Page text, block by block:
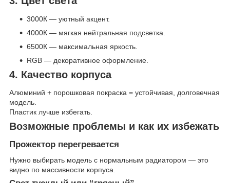
3000К — уютный акцент.
4000К — мягкая нейтральная подсветка.
6500К — максимальная яркость.
RGB — декоративное оформление.
4. Качество корпуса
Алюминий + порошковая покраска = устойчивая, долговечная
модель.
Пластик лучше избегать.
Возможные проблемы и как их избежать
Прожектор перегревается
Нужно выбирать модель с нормальным радиатором — это
видно по массивности корпуса.